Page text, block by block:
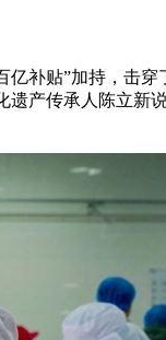
补贴”加持，击
产传承人陈立新